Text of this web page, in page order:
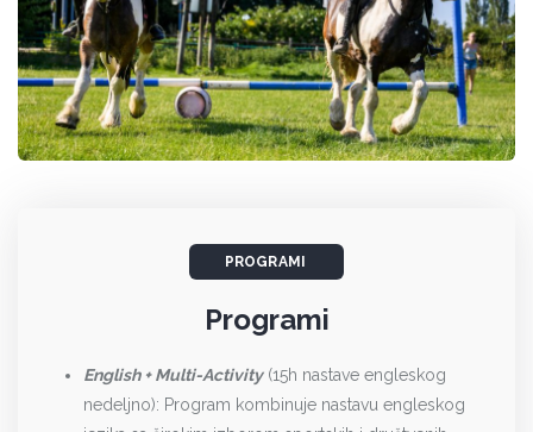
PORTSMUT
RAMSGEJT
RIBBLE VALLEY
RICKMANSWORTH
UPPER DICKER, BEDE'S Senior School, Dicker
VELIKA BRITANIJA
PROGRAMI
Programi
English + Multi-Activity(15h nastave engleskog
nedeljno): Program kombinuje nastavu engleskog